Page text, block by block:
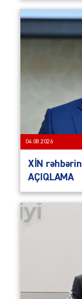
04.08.2026
XİN
AÇIQLAMA